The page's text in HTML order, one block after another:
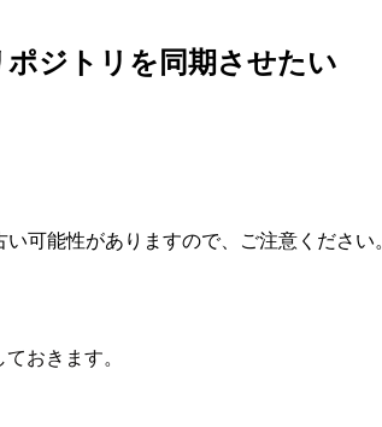
ジトリを同期させたい
可能性がありますので、ご注意ください。
おきます。